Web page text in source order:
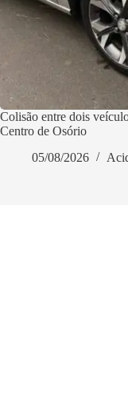
Colisão entre dois
Centro de Osório
05/08/2026